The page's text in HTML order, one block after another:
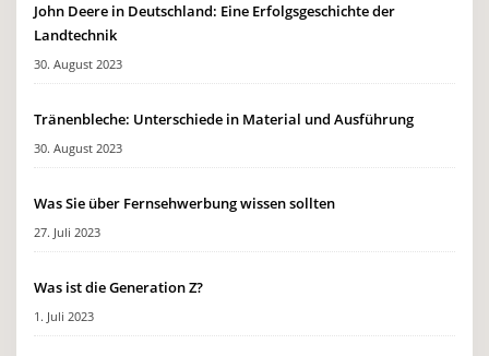
John Deere in Deutschland: Eine Erfolgsgeschichte der
Landtechnik
30. August 2023
Tränenbleche: Unterschiede in Material und Ausführung
30. August 2023
Was Sie über Fernsehwerbung wissen sollten
27. Juli 2023
Was ist die Generation Z?
1. Juli 2023